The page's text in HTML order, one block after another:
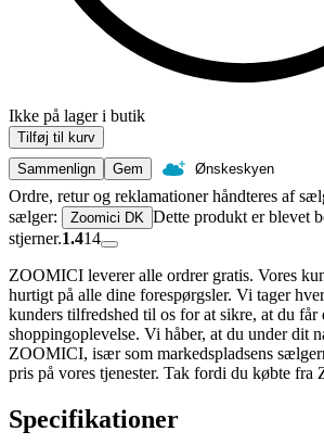
Ikke på lager i butik
Tilføj til kurv
Sammenlign
Gem Ønskeskyen
Ordre, retur og reklamationer håndteres af
sælger:
Zoomici DK Dette produkt er blevet
stjerner.1.414
ZOOMICI leverer alle ordrer gratis. Vores
hurtigt på alle dine forespørgsler. Vi tager
kunders tilfredshed til os for at sikre, at du får
shoppingoplevelse. Vi håber, at du under dit
ZOOMICI, især som markedspladsens
pris på vores tjenester. Tak fordi du købte
Specifikationer